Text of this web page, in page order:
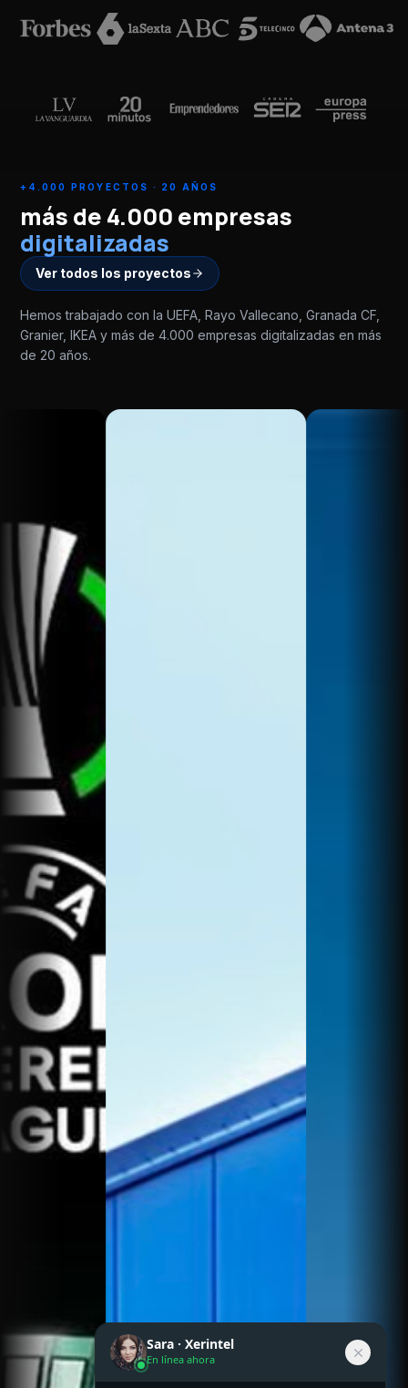
+4.000 PROYECTOS · 20 AÑOS
más de 4.000 empresas
digitalizadas
Ver todos los proyectos
Hemos trabajado con la UEFA, Rayo Vallecano, Granada CF,
Granier, IKEA y más de 4.000 empresas digitalizadas en más
de 20 años.
Sara · Xerintel
En línea ahora